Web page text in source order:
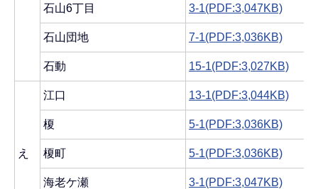
石山6丁目 3-1(PDF:3,047KB)
石山団地 7-1(PDF:3,036KB)
石動 15-1(PDF:3,027KB)
え
江口 13-1(PDF:3,044KB)
榎 5-1(PDF:3,036KB)
榎町 5-1(PDF:3,036KB)
海老ケ瀬 3-1(PDF:3,047KB)